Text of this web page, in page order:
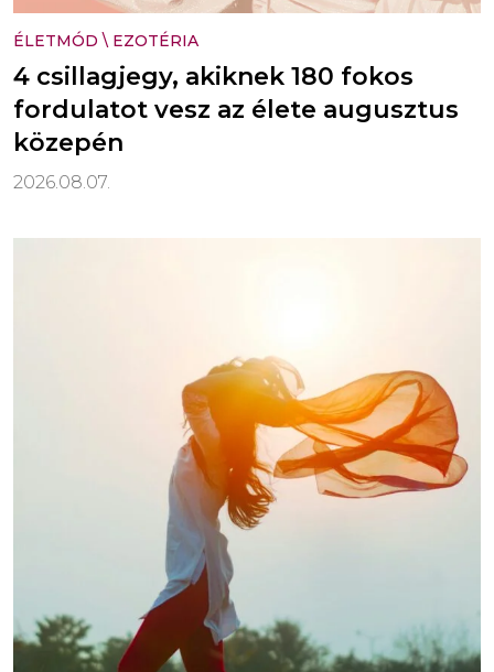
ÉLETMÓD \ EZOTÉRIA
4 csillagjegy, akiknek 180 fokos
fordulatot vesz az élete augusztus
közepén
2026.08.07.